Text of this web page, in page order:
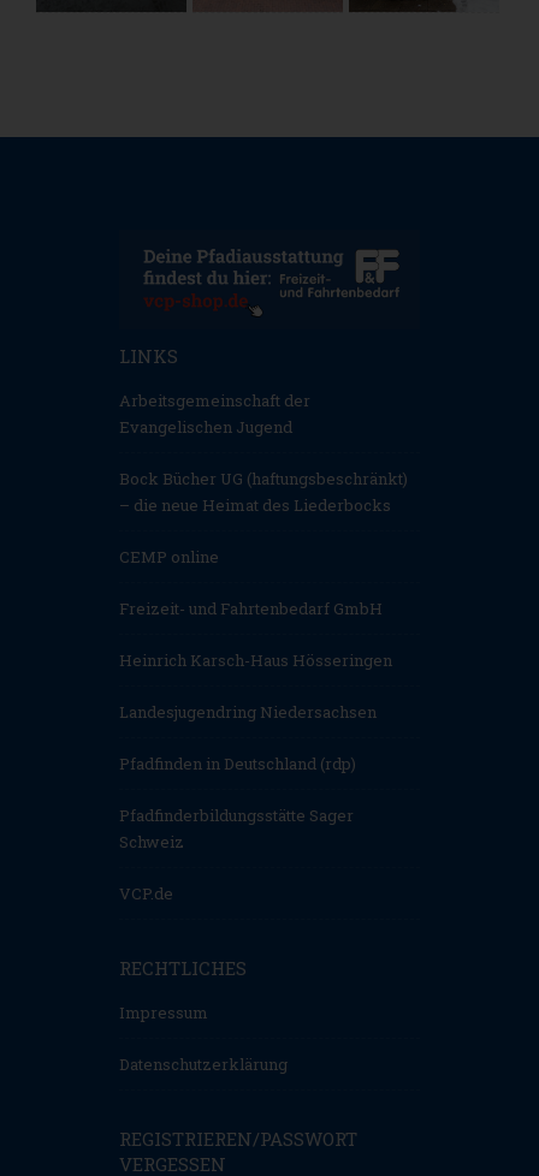
LINKS
Arbeitsgemeinschaft der
Evangelischen Jugend
Bock Bücher UG (haftungsbeschränkt)
– die neue Heimat des Liederbocks
CEMP online
Freizeit- und Fahrtenbedarf GmbH
Heinrich Karsch-Haus Hösseringen
Landesjugendring Niedersachsen
Pfadfinden in Deutschland (rdp)
Pfadfinderbildungsstätte Sager
Schweiz
VCP.de
RECHTLICHES
Impressum
Datenschutzerklärung
REGISTRIEREN/PASSWORT
VERGESSEN